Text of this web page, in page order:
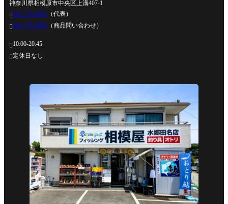
神奈川県相模原市中央区上溝407-1
042-778-4991 （代表）
042-778-4995 （商品問い合わせ）
10:00-20:45
定休日なし